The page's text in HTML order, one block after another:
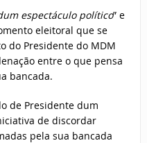
espectáculo político” e
eleitoral que se
do Presidente do MDM
entre o que pensa
bancada.
de Presidente dum
de discordar
pela sua bancada